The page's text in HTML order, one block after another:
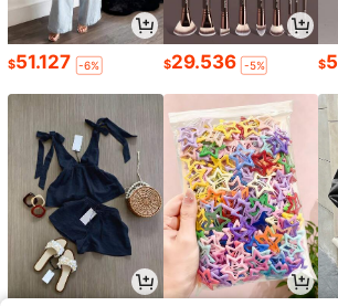
$51.127 -6% $29.536 -5% $